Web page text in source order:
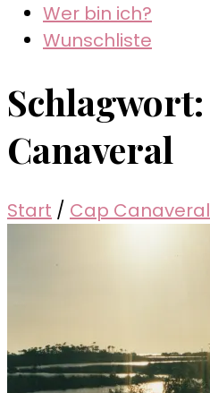
Wer bin ich?
Wunschliste
Schlagwort:
Canaveral
Start / Cap Canaveral